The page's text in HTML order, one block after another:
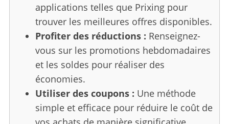
applications telles que Prixing pour
trouver les meilleures offres disponibles.
Profiter des réductions : Renseignez-
vous sur les promotions hebdomadaires
et les soldes pour réaliser des
économies.
Utiliser des coupons : Une méthode
simple et efficace pour réduire le coût de